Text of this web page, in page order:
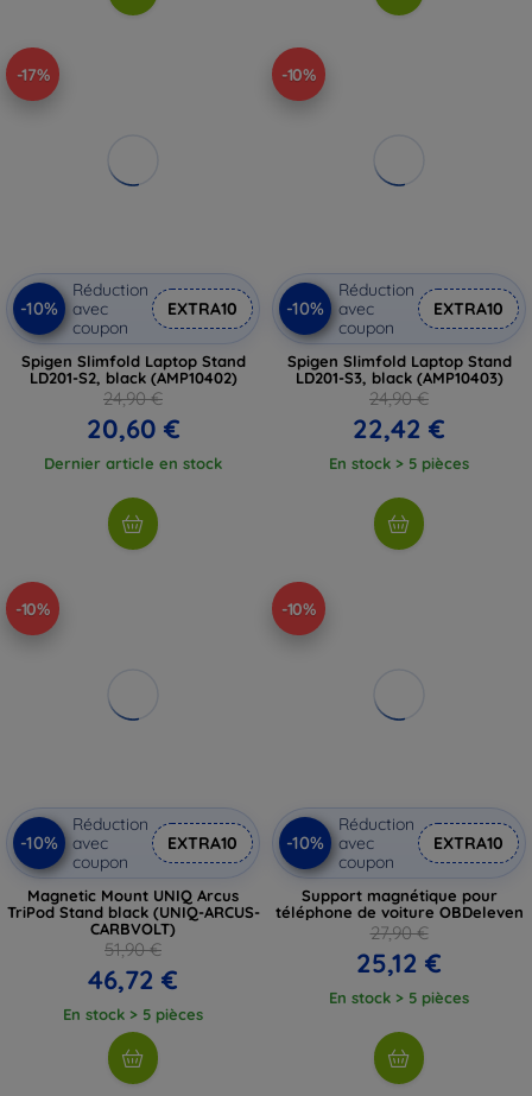
-17%
-10%
Réduction
avec
coupon
EXTRA10
Spigen Slimfold Laptop Stand
LD201-S2, black (AMP10402)
24,90 €
20,60 €
Dernier article en stock
-10%
-10%
Réduction
avec
coupon
EXTRA10
Spigen Slimfold Laptop Stand
LD201-S3, black (AMP10403)
24,90 €
22,42 €
En stock > 5 pièces
-10%
-10%
Réduction
avec
coupon
EXTRA10
Magnetic Mount UNIQ Arcus
TriPod Stand black (UNIQ-ARCUS-
CARBVOLT)
51,90 €
46,72 €
En stock > 5 pièces
-10%
-10%
Réduction
avec
coupon
EXTRA10
Support magnétique pour
téléphone de voiture OBDeleven
27,90 €
25,12 €
En stock > 5 pièces